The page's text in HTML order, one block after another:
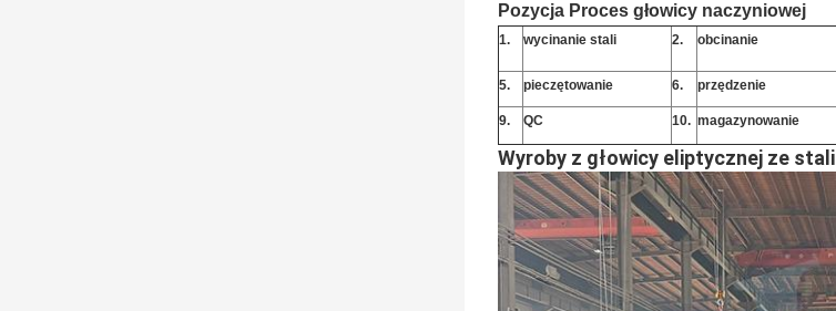
Pozycja Proces głowicy naczyniowej
1. wycinanie stali 2. obcinanie
5. pieczętowanie 6. przędzenie
9. QC 10. magazynowanie
Wyroby z głowicy eliptycznej ze stali